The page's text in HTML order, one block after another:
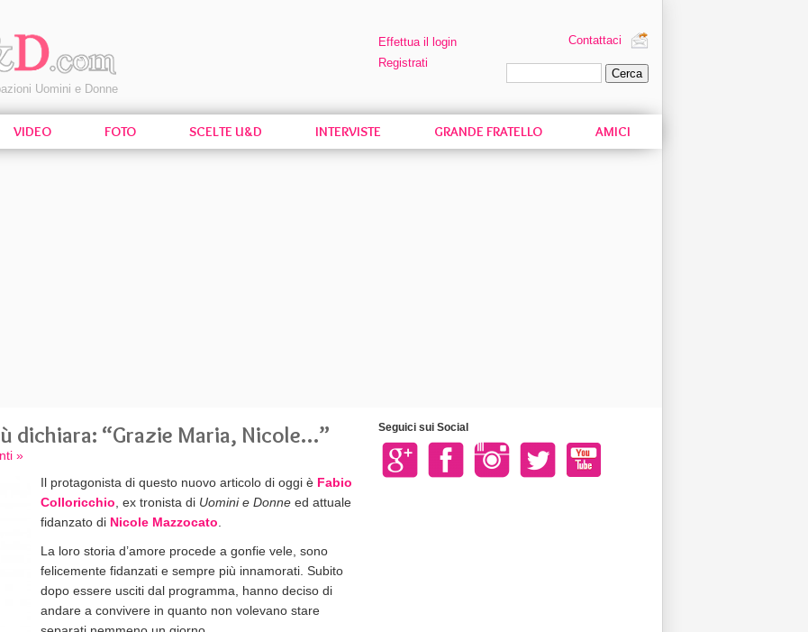
Uomini e Donne
Effettua il login
Registrati
Contattaci
VIDEO FOTO SCELTE U&D INTERVISTE GRANDE FRATELLO AMICI
dichiara: “Grazie Maria, Nicole…”
»
Il protagonista di questo nuovo articolo di oggi è Fabio
Colloricchio , ex tronista di Uomini e Donne ed attuale
fidanzato di Nicole Mazzocato
La loro storia d’amore procede a gonfie vele, sono
felicemente fidanzati e sempre più innamorati. Subito
dopo essere usciti dal programma, hanno deciso di
andare a convivere in quanto non volevano stare
Seguici sui Social